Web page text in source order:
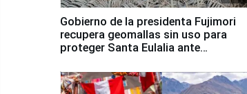
Gobierno de la presidenta Fujimori
recupera geomallas sin uso para
proteger Santa Eulalia ante